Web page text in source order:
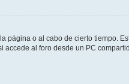
o al cabo de cierto tiempo.
al foro desde un PC